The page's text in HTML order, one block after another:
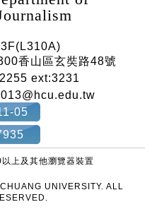
香山區玄奘路48號
ext:3231
05
上及其他瀏覽器裝置
UNIVERSITY. ALL